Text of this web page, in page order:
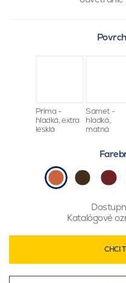
Prima -
hladká, extra
lesklá
Samet -
hladká,
matná
Katalógové
CHCI